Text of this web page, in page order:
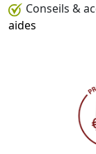
Conseils &
aides